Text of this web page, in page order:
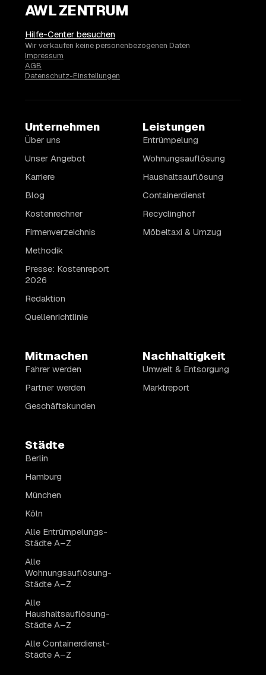
AWL ZENTRUM
Hilfe-Center besuchen
Wir verkaufen keine personenbezogenen Daten
Impressum
AGB
Datenschutz-Einstellungen
Unternehmen
Über uns
Unser Angebot
Karriere
Blog
Kostenrechner
Firmenverzeichnis
Methodik
Presse: Kostenreport
2026
Redaktion
Quellenrichtlinie
Leistungen
Entrümpelung
Wohnungsauflösung
Haushaltsauflösung
Containerdienst
Recyclinghof
Möbeltaxi & Umzug
Mitmachen
Fahrer werden
Partner werden
Geschäftskunden
Nachhaltigkeit
Umwelt & Entsorgung
Marktreport
Städte
Berlin
Hamburg
München
Köln
Alle Entrümpelungs-
Städte A–Z
Alle
Wohnungsauflösung-
Städte A–Z
Alle
Haushaltsauflösung-
Städte A–Z
Alle Containerdienst-
Städte A–Z